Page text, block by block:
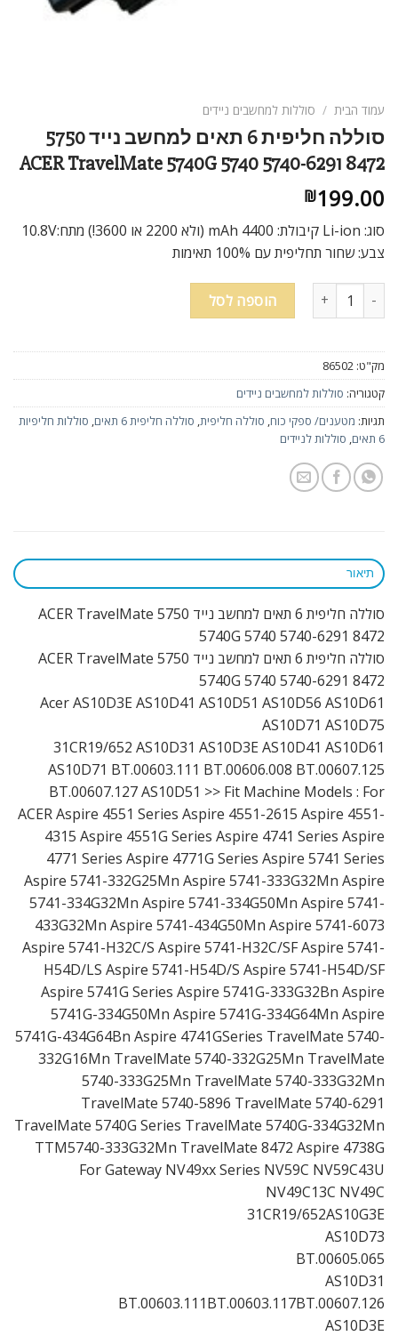
סמן קישורים
לאפס
האפשרויות
cached
עמוד הבית / סוללות למחשבים ניידים
סוללה חליפית 6 תאים למחשב נייד 5750
ACER TravelMate 5740G 5740 5740-6291 8472
₪199.00
סוג: Li-ion קיבולת: 4400 mAh (ולא 2200 או 3600!) מתח:10.8V
צבע: שחור תחליפית עם 100% תאימות
כמות של סוללה חליפית 6 תאים למחשב נייד 5750 ACER TravelMate 5740G 5740 5740-6291 8472הוספה לסל
מק"ט: 86502
קטגוריה: סוללות למחשבים ניידים
תגיות: מטענים/ ספקי כוח סוללה חליפית סוללה חליפית 6 תאים
סוללות חליפיות
6 תאים
סוללות לניידים
תיאור
סוללה חליפית 6 תאים למחשב נייד 5750 ACER TravelMate
5740G 5740 5740-6291 8472
סוללה חליפית 6 תאים למחשב נייד 5750 ACER TravelMate
5740G 5740 5740-6291 8472
Acer AS10D3E AS10D41 AS10D51 AS10D56 AS10D61
AS10D71 AS10D75
31CR19/652 AS10D31 AS10D3E AS10D41 AS10D61
AS10D71 BT.00603.111 BT.00606.008 BT.00607.125
BT.00607.127 AS10D51 >> Fit Machine Models : For
ACER Aspire 4551 Series Aspire 4551-2615 Aspire 4551-
4315 Aspire 4551G Series Aspire 4741 Series Aspire
4771 Series Aspire 4771G Series Aspire 5741 Series
Aspire 5741-332G25Mn Aspire 5741-333G32Mn Aspire
5741-334G32Mn Aspire 5741-334G50Mn Aspire 5741-
433G32Mn Aspire 5741-434G50Mn Aspire 5741-6073
Aspire 5741-H32C/S Aspire 5741-H32C/SF Aspire 5741-
H54D/LS Aspire 5741-H54D/S Aspire 5741-H54D/SF
Aspire 5741G Series Aspire 5741G-333G32Bn Aspire
5741G-334G50Mn Aspire 5741G-334G64Mn Aspire
5741G-434G64Bn Aspire 4741GSeries TravelMate 5740-
332G16Mn TravelMate 5740-332G25Mn TravelMate
5740-333G25Mn TravelMate 5740-333G32Mn
TravelMate 5740-5896 TravelMate 5740-6291
TravelMate 5740G Series TravelMate 5740G-334G32Mn
TTM5740-333G32Mn TravelMate 8472 Aspire 4738G
For Gateway NV49xx Series NV59C NV59C43U
NV49C13C NV49C
31CR19/652AS10G3E
AS10D73
BT.00605.065
AS10D31
BT.00603.111BT.00603.117BT.00607.126
AS10D3E